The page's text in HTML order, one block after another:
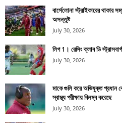
বার্সেলোনা স্ট্রাইকারের থাকার
অসন্তুষ্ট
July 30, 2026
লিগ 1। রেসিং ক্লাব ডি
July 30, 2026
মাকে গুলি করে অভিযুক্ত প্রধান
স্বাস্থ্য পরীক্ষায় বিলম্ব করেছে
July 30, 2026